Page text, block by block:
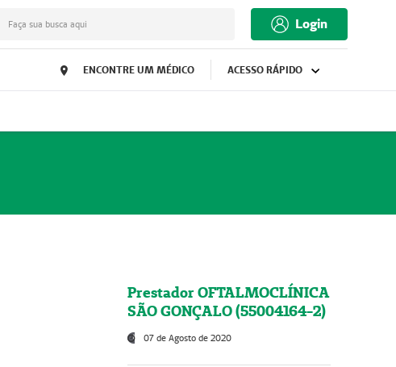
Faça sua busca aqui Login
ENCONTRE UM MÉDICO ACESSO RÁPIDO
Prestador OFTALMOCLÍNICA
SÃO GONÇALO (55004164-2)
07 de Agosto de 2020